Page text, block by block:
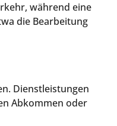
während eine
die Bearbeitung
Dienstleistungen
Abkommen oder